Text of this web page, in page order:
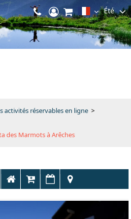
Été
activités réservables en ligne >
des Marmots à Arêches